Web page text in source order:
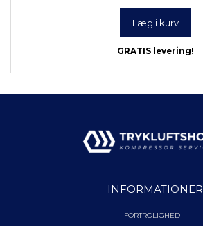
Læg i kurv
GRATIS levering!
INFORMATIONER
FORTROLIGHED